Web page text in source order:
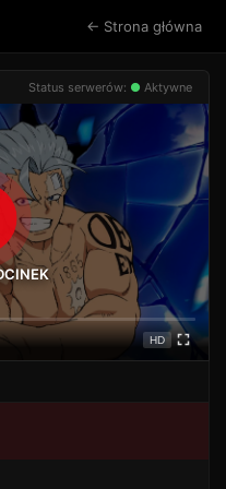
← Strona główna
Status serwerów: ● Aktywne
HD